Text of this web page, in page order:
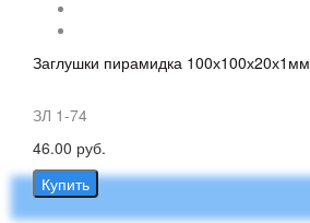
Заглушки пирамидка 100х100х20х1мм
ЗЛ 1-74
46.00 руб.
Купить